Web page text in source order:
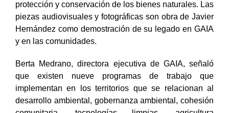
protección y conservación de los bienes naturales. Las
piezas audiovisuales y fotográficas son obra de Javier
Hernández como demostración de su legado en GAIA
y en las comunidades.
Berta Medrano, directora ejecutiva de GAIA, señaló
que existen nueve programas de trabajo que
implementan en los territorios que se relacionan al
desarrollo ambiental, gobernanza ambiental, cohesión